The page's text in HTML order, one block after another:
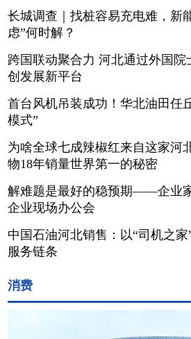
长城调查｜找桩容易充电难，新
虑”何时解？
跨国联动聚合力 河北通过外国
创发展新平台
首台风机吊装成功！华北油田任
模式”
为啥全球七成辣椒红来自这家河
物18年销量世界第一的秘密
解难题是最好的稳预期——企业
企业现场办公会
中国石油河北销售：以“司机之家
服务链条
消费